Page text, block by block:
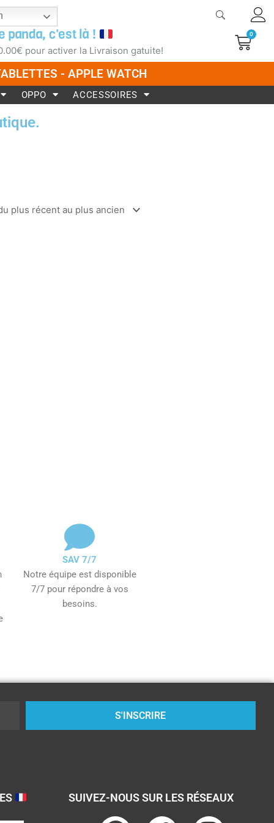
panda, c'est là !
€ pour activer la Livraison gatuite!
0
- APPLE WATCH
OPPO ACCESSOIRES
SAV 7/7
Notre équipe est disponible
7/7 pour répondre à vos
besoins.
S'INSCRIRE
SUIVEZ-NOUS SUR LES RÉSEAUX